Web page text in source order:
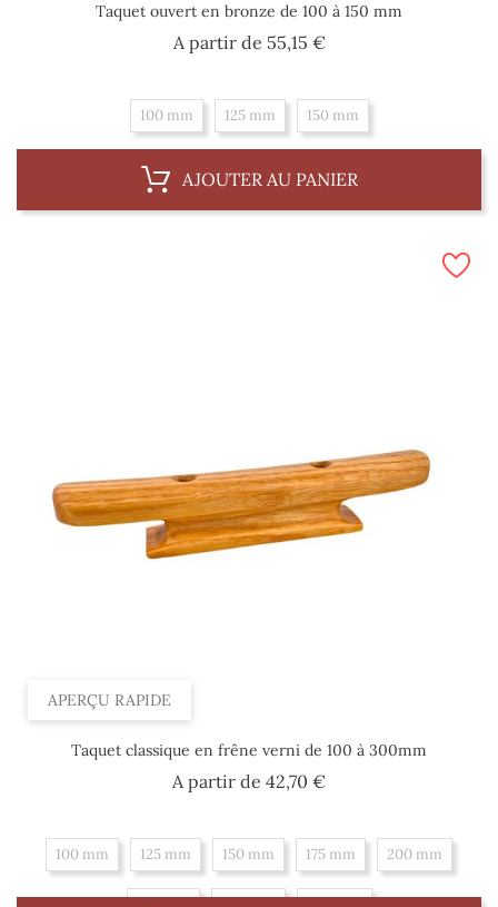
Taquet ouvert en bronze de 100 à 150 mm
A partir de 55,15 €Prix
100 mm 125 mm 150 mm
AJOUTER AU PANIER
APERÇU RAPIDE
Taquet classique en frêne verni de 100 à 300mm
A partir de 42,70 €Prix
100 mm 125 mm 150 mm 175 mm 200 mm